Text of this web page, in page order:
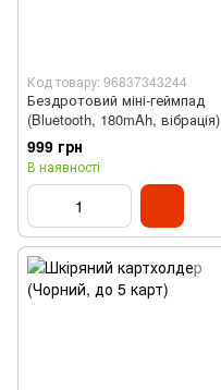
Код товару: 96837343244
Бездротовий міні-геймпад
(Bluetooth, 180mAh, вібрація)
999 грн
В наявності